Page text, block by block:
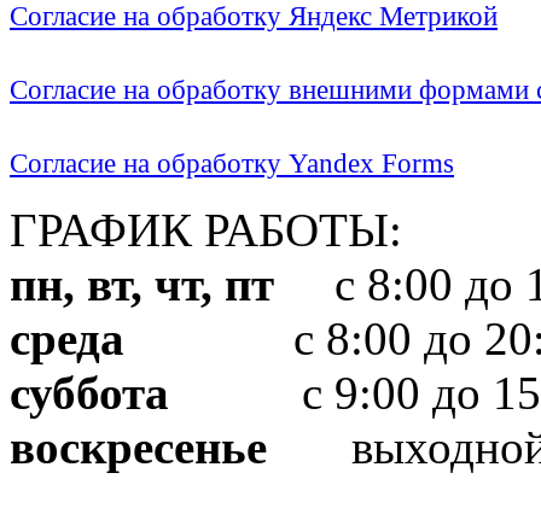
Согласие на обработку Яндекс Метрикой
Согласие на обработку внешними формами
Согласие на обработку Yandex Forms
ГРАФИК РАБОТЫ:
пн, вт, чт, пт с 8:00 до
среда с 8:00 до
суббота с 9:00 до
воскресенье